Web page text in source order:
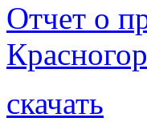
Отчет о
скачать